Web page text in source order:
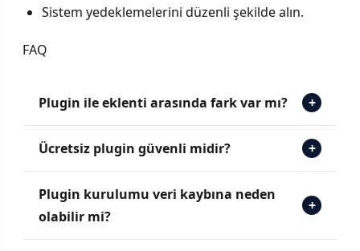
Sistem yedeklemelerini düzenli şekilde alın.
FAQ
Plugin ile eklenti arasında fark var mı? +
Ücretsiz plugin güvenli midir? +
Plugin kurulumu veri kaybına neden
olabilir mi?
+